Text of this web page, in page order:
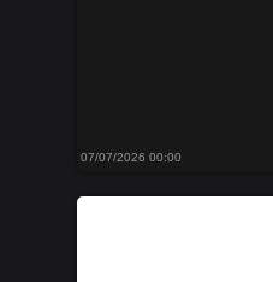
07/07/2026 00:00